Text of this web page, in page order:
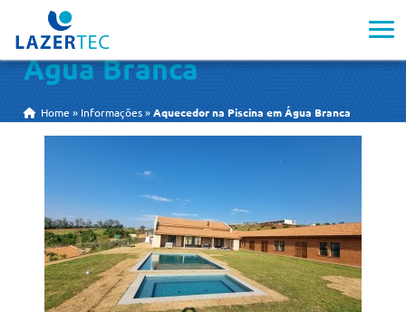
Aquecedor na Piscina em
Água Branca
Home » Informações »Aquecedor na Piscina em Água Branca